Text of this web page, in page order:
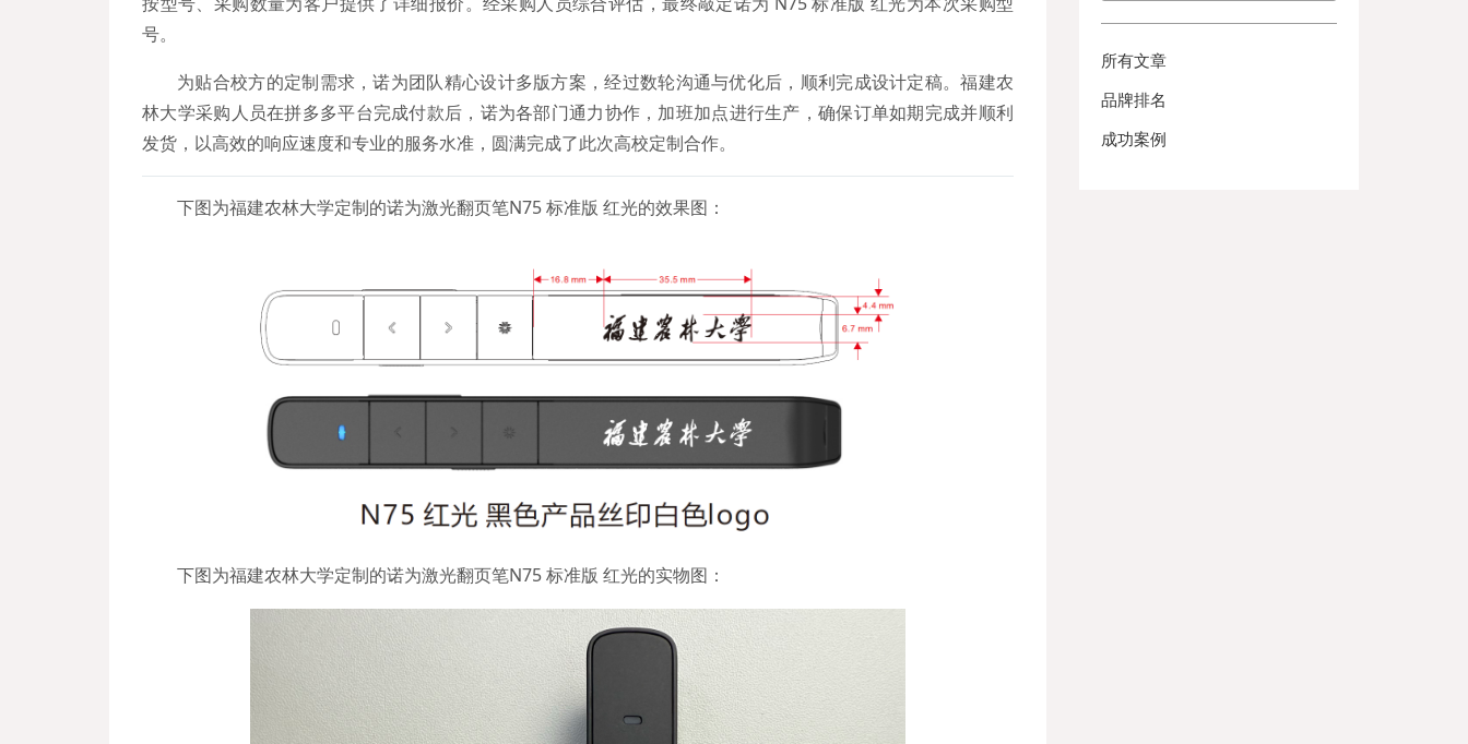
号。
为贴合校方的定制需求，诺为团队精心设计多版方案，经过数轮沟通与优化后，顺利完成设计定稿。福建农
林大学采购人员在拼多多平台完成付款后，诺为各部门通力协作，加班加点进行生产，确保订单如期完成并顺利
发货，以高效的响应速度和专业的服务水准，圆满完成了此次高校定制合作。
下图为福建农林大学定制的诺为激光翻页笔N75 标准版 红光的效果图：
下图为福建农林大学定制的诺为激光翻页笔N75 标准版 红光的实物图：
所有文章
品牌排名
成功案例